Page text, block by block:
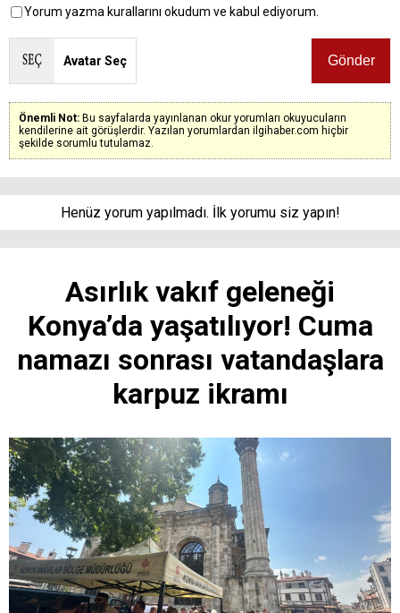
Yorum yazma kurallarını okudum ve kabul ediyorum.
Avatar Seç
Önemli Not: Bu sayfalarda yayınlanan okur yorumları okuyucuların
kendilerine ait görüşlerdir. Yazılan yorumlardan ilgihaber.com hiçbir
şekilde sorumlu tutulamaz.
Henüz yorum yapılmadı. İlk yorumu siz yapın!
Asırlık vakıf geleneği
Konya’da yaşatılıyor! Cuma
namazı sonrası vatandaşlara
karpuz ikramı